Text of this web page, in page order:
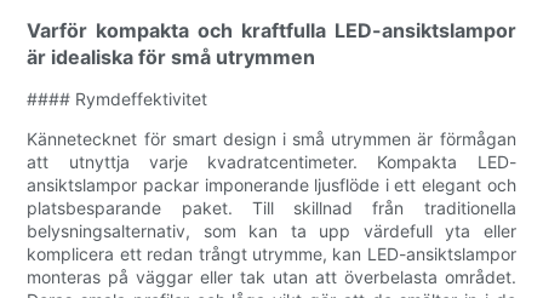
Varför kompakta och kraftfulla LED-ansiktslampor
är idealiska för små utrymmen
#### Rymdeffektivitet
Kännetecknet för smart design i små utrymmen är förmågan
att utnyttja varje kvadratcentimeter. Kompakta LED-
ansiktslampor packar imponerande ljusflöde i ett elegant och
platsbesparande paket. Till skillnad från traditionella
belysningsalternativ, som kan ta upp värdefull yta eller
komplicera ett redan trångt utrymme, kan LED-ansiktslampor
monteras på väggar eller tak utan att överbelasta området.